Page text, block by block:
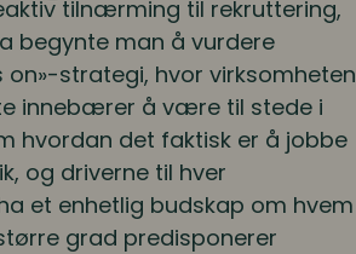
tilnærming til rekruttering,
begynte man å vurdere
strategi, hvor virksomheten
innebærer å være til stede i
hvordan det faktisk er å jobbe
og driverne til hver
et enhetlig budskap om hvem
grad predisponerer